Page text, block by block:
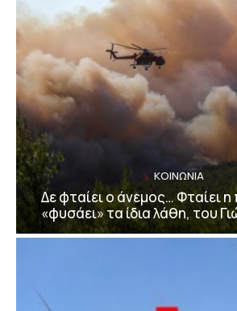
ΚΟΙΝΩΝΙΑ
Δε φταίει ο άνεμος… Φταίει η
«φυσάει» τα ίδια λάθη, του